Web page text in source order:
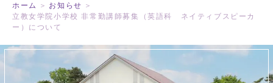
ホーム
お知らせ
立教女学院小学校 非常勤講師募集（英語科 ネイティブスピーカ
ー）について